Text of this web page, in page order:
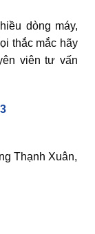
dòng máy,
thắc mắc hãy
viên tư vấn
Thạnh Xuân,